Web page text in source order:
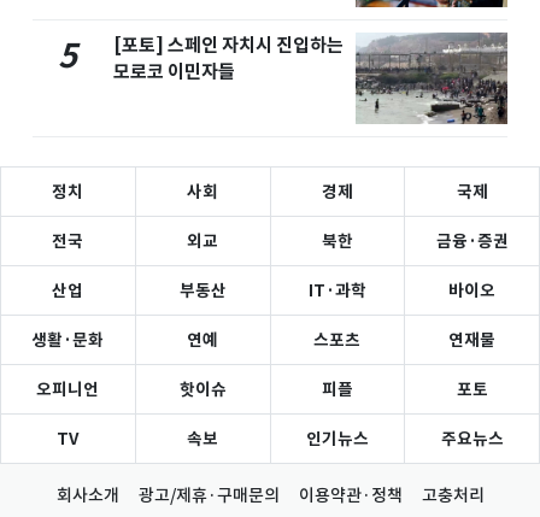
5
[포토] 스페인 자치시 진입하는
모로코 이민자들
정치 사회 경제 국제
전국 외교 북한 금융·증권
산업 부동산 IT·과학 바이오
생활·문화 연예 스포츠 연재물
오피니언 핫이슈 피플 포토
TV 속보 인기뉴스 주요뉴스
회사소개 광고/제휴·구매문의 이용약관·정책 고충처리